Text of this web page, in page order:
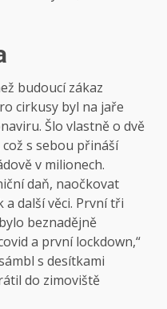
budoucí zákaz
cirkusy byl na jaře
Šlo vlastně o dvě
s sebou přináší
v milionech.
daň, naočkovat
další věci. První tři
beznadějně
a první lockdown,“
s desítkami
do zimoviště